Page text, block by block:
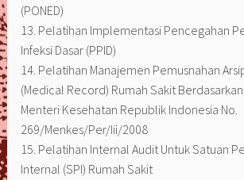
(PONED)
13. Pelatihan Implementasi Pencegahan
Infeksi Dasar (PPID)
14. Pelatihan Manajemen Pemusnahan
(Medical Record) Rumah Sakit
Menteri Kesehatan Republik Indonesia No.
269/Menkes/Per/Iii/2008
15. Pelatihan Internal Audit Untuk Satuan
Internal (SPI) Rumah Sakit